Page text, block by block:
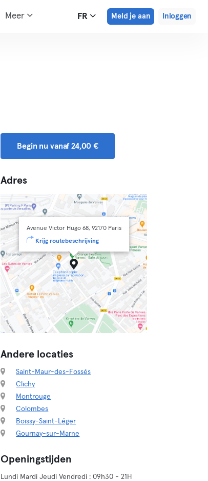
Meer FR Meld je aan Inloggen
Begin nu vanaf 24,00 €
Adres
Avenue Victor Hugo 68, 92170 Paris
Krijg routebeschrijving
Andere locaties
Saint-Maur-des-Fossés
Clichy
Montrouge
Colombes
Boissy-Saint-Léger
Gournay-sur-Marne
Openingstijden
Lundi Mardi Jeudi Vendredi : 09h30 - 21H